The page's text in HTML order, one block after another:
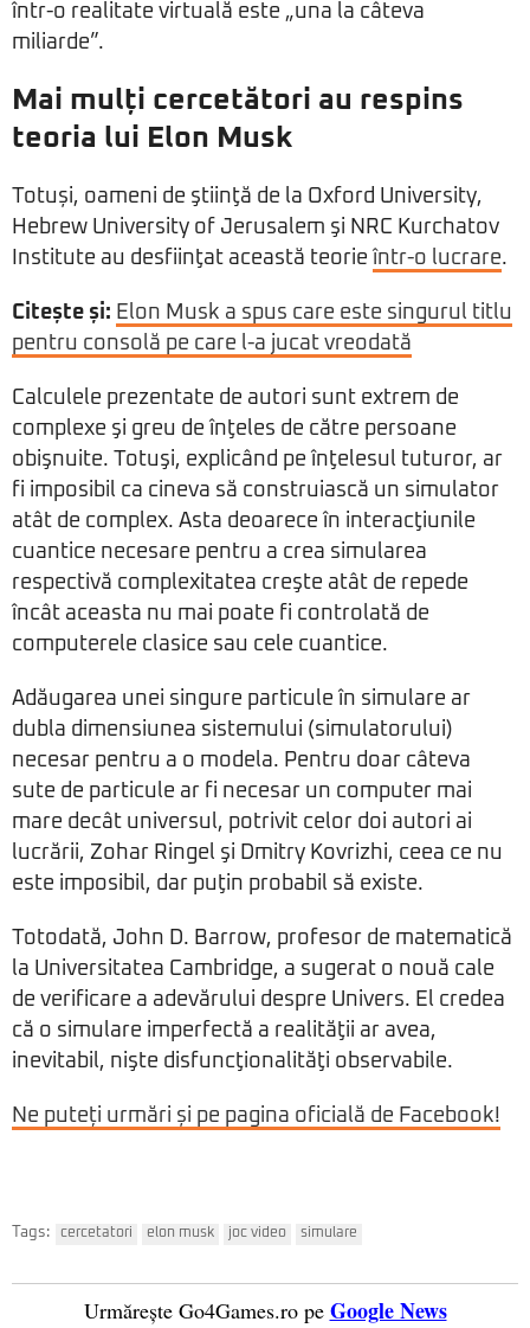
într-o realitate virtuală este „una la câteva
miliarde”.
Mai mulți cercetători au respins
teoria lui Elon Musk
Totuși, oameni de ştiinţă de la Oxford University,
Hebrew University of Jerusalem şi NRC Kurchatov
Institute au desfiinţat această teorie într-o lucrare.
Citește și: Elon Musk a spus care este singurul titlu
pentru consolă pe care l-a jucat vreodată
Calculele prezentate de autori sunt extrem de
complexe şi greu de înţeles de către persoane
obişnuite. Totuşi, explicând pe înţelesul tuturor, ar
fi imposibil ca cineva să construiască un simulator
atât de complex. Asta deoarece în interacţiunile
cuantice necesare pentru a crea simularea
respectivă complexitatea creşte atât de repede
încât aceasta nu mai poate fi controlată de
computerele clasice sau cele cuantice.
Adăugarea unei singure particule în simulare ar
dubla dimensiunea sistemului (simulatorului)
necesar pentru a o modela. Pentru doar câteva
sute de particule ar fi necesar un computer mai
mare decât universul, potrivit celor doi autori ai
lucrării, Zohar Ringel şi Dmitry Kovrizhi, ceea ce nu
este imposibil, dar puţin probabil să existe.
Totodată, John D. Barrow, profesor de matematică
la Universitatea Cambridge, a sugerat o nouă cale
de verificare a adevărului despre Univers. El credea
că o simulare imperfectă a realităţii ar avea,
inevitabil, nişte disfuncţionalităţi observabile.
Ne puteți urmări și pe pagina oficială de Facebook!
Tags: cercetatori elon musk joc video simulare
Urmărește Go4Games.ro pe Google News